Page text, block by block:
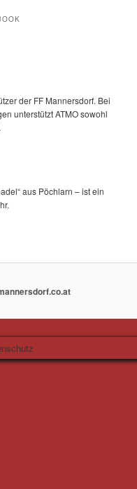
der FF Mannersdorf. Bei
unterstützt ATMO sowohl
aus Pöchlarn – ist ein